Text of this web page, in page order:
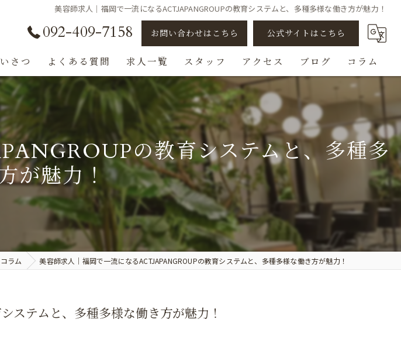
美容師求人｜福岡で一流になるACTJAPANGROUPの教育システムと、多種多様な働き方が魅力！
092-409-7158 お問い合わせはこちら 公式サイトはこちら
さつ よくある質問 求人一覧 スタッフ
アシスタント
スタイリスト
ビューティスト
スパニスト
チェンジ/転職
アクセス ブログ コラム
の教育システムと、多種多
が魅力！
コラム 美容師求人｜福岡で一流になるACTJAPANGROUPの教育システムと、多種多様な働き方が魅力！
ステムと、多種多様な働き方が魅力！